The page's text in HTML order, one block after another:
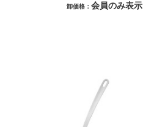
卸価格 会員のみ表示